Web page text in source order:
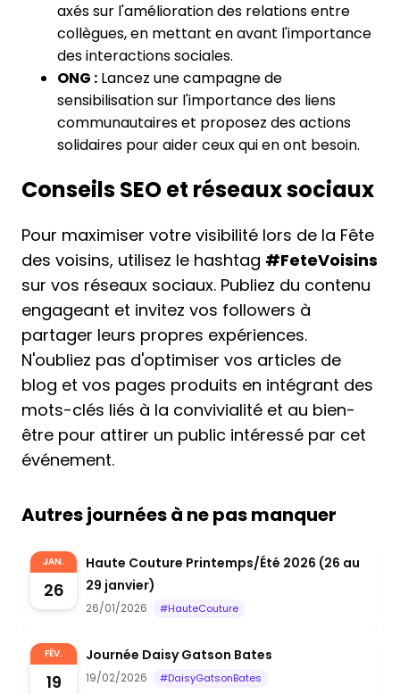
axés sur l'amélioration des relations entre
collègues, en mettant en avant l'importance
des interactions sociales.
ONG : Lancez une campagne de
sensibilisation sur l'importance des liens
communautaires et proposez des actions
solidaires pour aider ceux qui en ont besoin.
Conseils SEO et réseaux sociaux
Pour maximiser votre visibilité lors de la Fête
des voisins, utilisez le hashtag #FeteVoisins
sur vos réseaux sociaux. Publiez du contenu
engageant et invitez vos followers à
partager leurs propres expériences.
N'oubliez pas d'optimiser vos articles de
blog et vos pages produits en intégrant des
mots-clés liés à la convivialité et au bien-
être pour attirer un public intéressé par cet
événement.
Autres journées à ne pas manquer
JAN.
26
Haute Couture Printemps/Été 2026 (26 au
29 janvier)
26/01/2026 #HauteCouture
FÉV.
19
Journée Daisy Gatson Bates
19/02/2026 #DaisyGatsonBates